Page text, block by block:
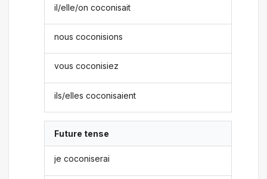
il/elle/on coconisait
nous coconisions
vous coconisiez
ils/elles coconisaient
Future tense
je coconiserai